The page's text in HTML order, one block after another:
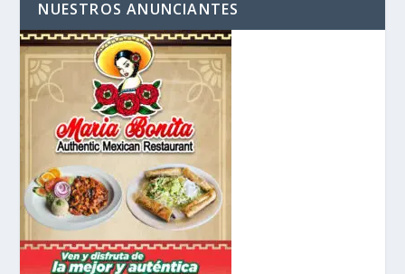
NUESTROS ANUNCIANTES